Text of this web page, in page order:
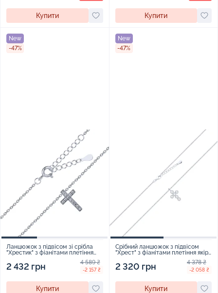
Купити Купити
New
-47%
Ланцюжок з підвісом зі срібла
"Хрестик" з фіанітами плетіння
2 432 грн 4 589 ₴
-2 157 ₴
Купити
New
-47%
Срібний ланцюжок з підвісом
"Хрест" з фіанітами плетіння якір
2 320 грн 4 378 ₴
-2 058 ₴
Купити